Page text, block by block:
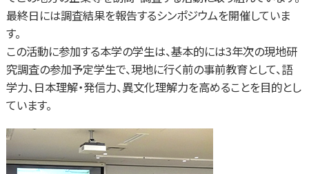
最終日には調査結果を報告するシンポジウムを開催していま
す。
この活動に参加する本学の学生は、基本的には3年次の現地研
究調査の参加予定学生で、現地に行く前の事前教育として、語
学力、日本理解・発信力、異文化理解力を高めることを目的とし
ています。